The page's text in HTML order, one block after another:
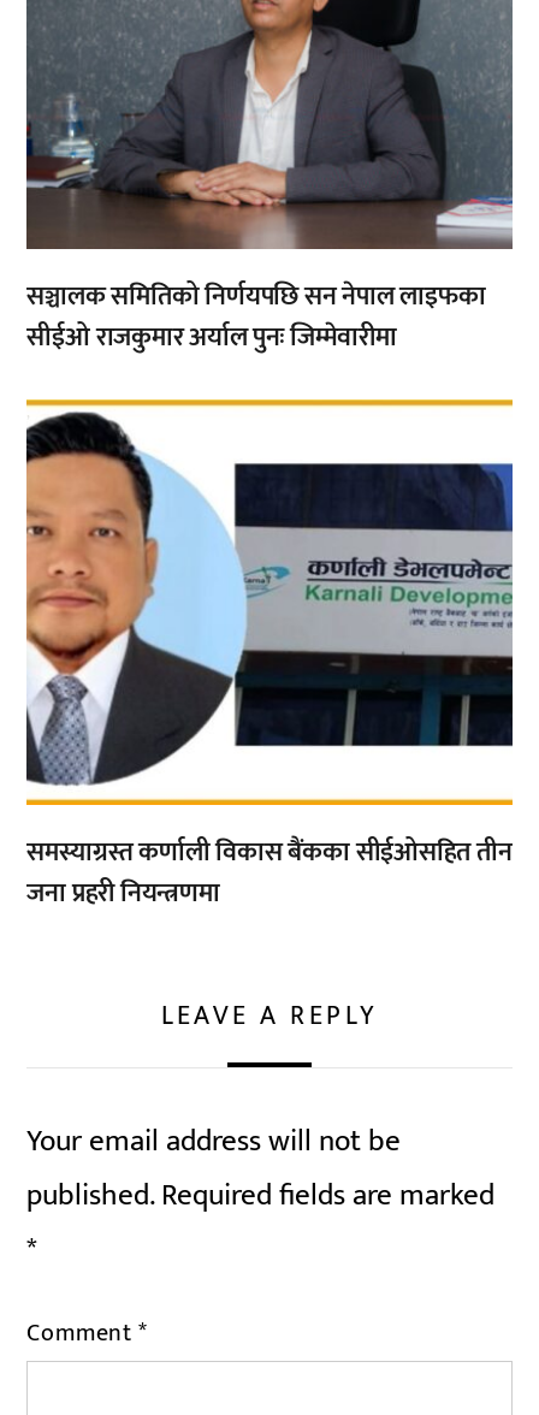
सञ्चालक समितिको निर्णयपछि सन नेपाल लाइफका
सीईओ राजकुमार अर्याल पुनः जिम्मेवारीमा
,
समस्याग्रस्त कर्णाली विकास बैंकका सीईओसहित तीन
जना प्रहरी नियन्त्रणमा
LEAVE A REPLY
Your email address will not be
published.Required fields are marked
*
Comment*